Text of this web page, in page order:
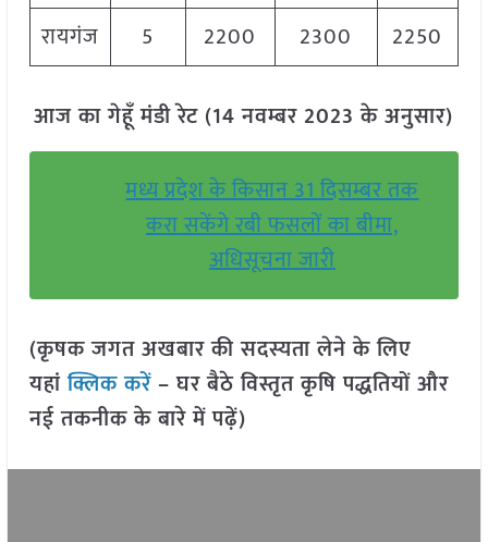
रायगंज
5 2200 2300 2250
आज का गेहूँ मंडी रेट (14 नवम्बर 2023 के अनुसार)
मध्य प्रदेश के किसान 31 दिसम्बर तक
करा सकेंगे रबी फसलों का बीमा,
अधिसूचना जारी
(कृषक जगत अखबार की सदस्यता लेने के लिए
यहांक्लिक करें– घर बैठे विस्तृत कृषि पद्धतियों और
नई तकनीक के बारे में पढ़ें)